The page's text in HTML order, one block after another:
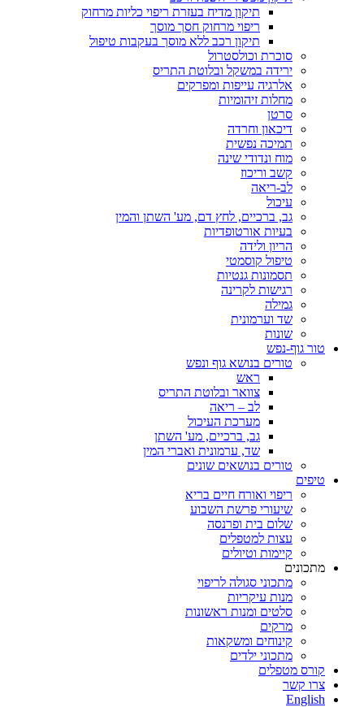
תיקון מדיח בעזרת ריפוי כליות מרחוק
ריפוי מרחוק חסך מוסך
תיקון רכב ללא מוסך בעקבות טיפול
סוכרת וכולסטרול
ירידה במשקל ובלוטת התריס
אלרגיה עייפות ומפרקים
מחלות זיהומיות
סרטן
דיכאון וחרדה
תמיכה נפשית
מוח ונדודי שינה
קשב וריכוז
לב-ריאה
עיכול
גב, ברכיים, לחץ דם, מע' השתן והמין
בעיות אורטופדיות
הריון ולידה
טיפול קוסמטי
תסמונות גנטיות
רגישות לקרינה
גמילה
שד וערמונית
שונות
טור גוף-נפש
טורים בנושא גוף ונפש
ראש
צוואר ובלוטת התריס
לב – ריאה
מערכת העיכול
גב, ברכיים, מע' השתן
שד, ערמונית ואברי המין
טורים בנושאים שונים
טיפים
ריפוי ואורח חיים בריא
שיעורי פרשת השבוע
שלום בית ופרנסה
עצות למטפלים
קיימות וטיולים
מתכונים
מתכוני סגולה לריפוי
מנות עיקריות
סלטים ומנות ראשונות
מרקים
קינוחים ומשקאות
מתכוני ילדים
קורס מטפלים
צרו קשר
English